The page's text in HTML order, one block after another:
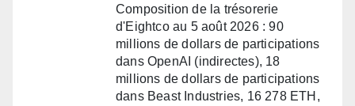
Composition de la trésorerie
d'Eightco au 5 août 2026 : 90
millions de dollars de participations
dans OpenAI (indirectes), 18
millions de dollars de participations
dans Beast Industries, 16 278 ETH,